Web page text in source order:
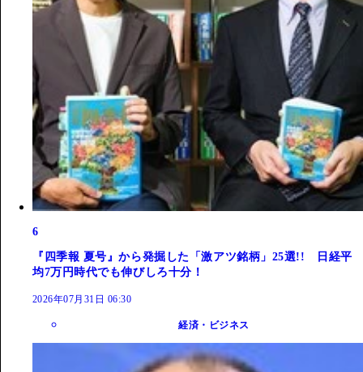
6
『四季報 夏号』から発掘した「激アツ銘柄」25選!! 日経平
均7万円時代でも伸びしろ十分！
2026年07月31日 06:30
経済・ビジネス